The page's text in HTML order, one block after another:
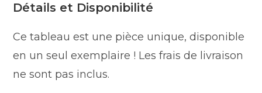
Détails et Disponibilité
Ce tableau est une pièce unique, disponible
en un seul exemplaire ! Les frais de livraison
ne sont pas inclus.